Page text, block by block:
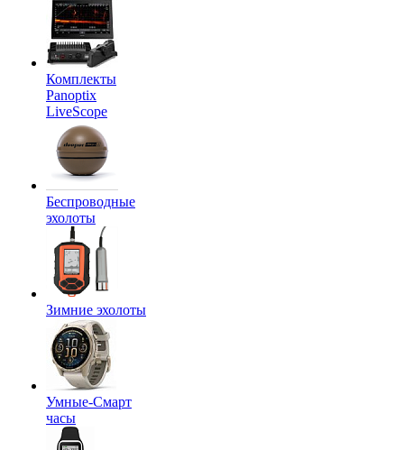
Комплекты
Panoptix
LiveScope
Беспроводные
эхолоты
Зимние эхолоты
Умные-Смарт
часы